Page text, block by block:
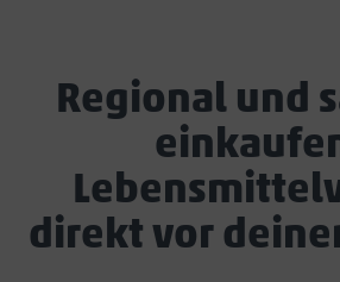
Regional und
direkt vor